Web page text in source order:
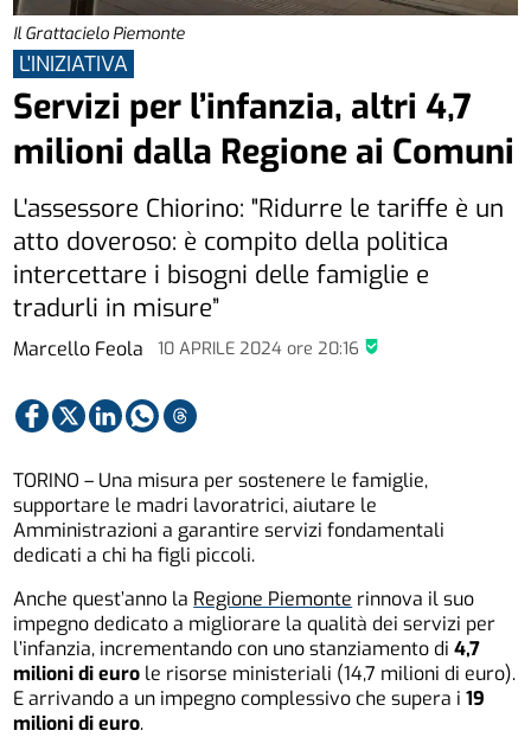
Il Grattacielo Piemonte
Marcello Feola 10 APRILE 2024ore 20:16
L'INIZIATIVA
Servizi per l’infanzia, altri 4,7
milioni dalla Regione ai Comuni
L'assessore Chiorino: "Ridurre le tariffe è un
atto doveroso: è compito della politica
intercettare i bisogni delle famiglie e
tradurli in misure”
TORINO – Una misura per sostenere le famiglie,
supportare le madri lavoratrici, aiutare le
Amministrazioni a garantire servizi fondamentali
dedicati a chi ha figli piccoli.
Anche quest’anno la Regione Piemonte rinnova il suo
impegno dedicato a migliorare la qualità dei servizi per
l’infanzia, incrementando con uno stanziamento di4,7
milioni di euro le risorse ministeriali (14,7 milioni di euro).
E arrivando a un impegno complessivo che supera i19
milioni di euro.